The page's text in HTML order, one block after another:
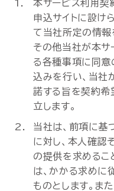
本サービス利用契
申込サイトに設け
て当社所定の情報
その他当社が本サ
る各種事項に同意
込みを行い、当社
諾する旨を契約希
立します。
当社は、前項に基
に対し、本人確認
の提供を求めるこ
は、かかる求めに
ものとします。ま